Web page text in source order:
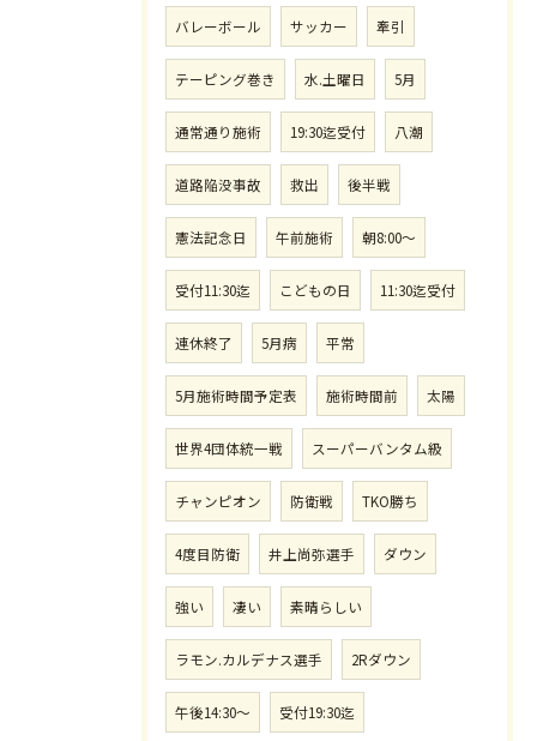
バレーボール サッカー 牽引
テーピング巻き 水.土曜日 5月
通常通り施術 19:30迄受付 八潮
道路陥没事故 救出 後半戦
憲法記念日 午前施術 朝8:00〜
受付11:30迄 こどもの日 11:30迄受付
連休終了 5月病 平常
5月施術時間予定表 施術時間前 太陽
世界4団体統一戦 スーパーバンタム級
チャンピオン 防衛戦 TKO勝ち
4度目防衛 井上尚弥選手 ダウン
強い 凄い 素晴らしい
ラモン.カルデナス選手 2Rダウン
午後14:30〜 受付19:30迄